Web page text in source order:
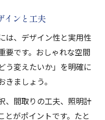
ムが安い理由を探る
のコスパを徹底分析
新築の費用チェック
インと工夫
は、デザイン性と実用性
要です。おしゃれな空間
う変えたいか」を明確に
ましょう。
、間取りの工夫、照明計
とがポイントです。たと